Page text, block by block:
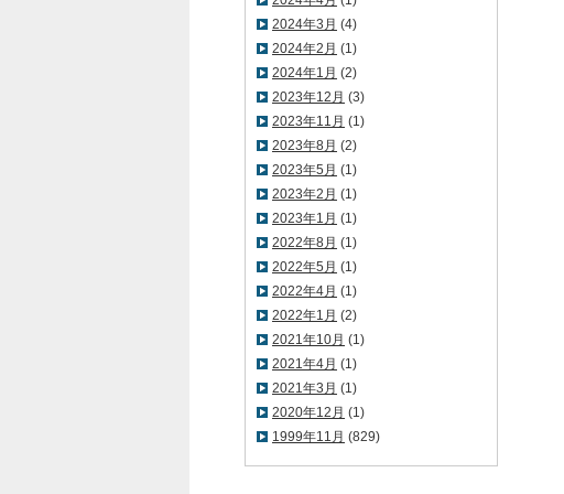
2024年3月 (4)
2024年2月 (1)
2024年1月 (2)
2023年12月 (3)
2023年11月 (1)
2023年8月 (2)
2023年5月 (1)
2023年2月 (1)
2023年1月 (1)
2022年8月 (1)
2022年5月 (1)
2022年4月 (1)
2022年1月 (2)
2021年10月 (1)
2021年4月 (1)
2021年3月 (1)
2020年12月 (1)
1999年11月 (829)